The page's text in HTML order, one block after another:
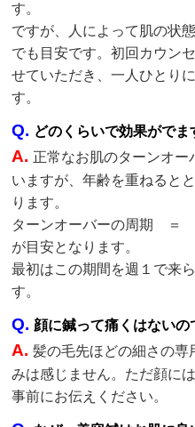
す。
ですが、人によって肌の状
でも目安です。初回カウン
せていただき、一人ひとり
す。
Q. どのくらいで効果がでま
A. 正常なお肌のターンオー
いますが、年齢を重ねると
ります。
ターンオーバーの周期
が目安となります。
最初はこの期間を週１で来
す。
Q. 顔に鍼って痛くはないの
A.髪の毛先ほどの細さの専
みは感じません。ただ顔に
事前にお伝えください。